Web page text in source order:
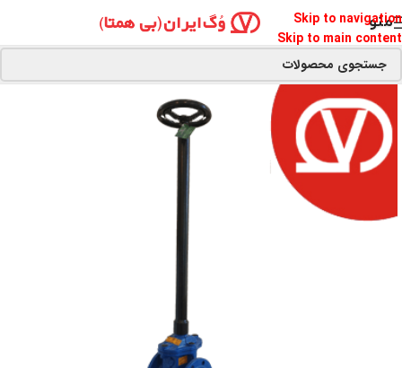
Skip to navigation
Skip to main content
منو